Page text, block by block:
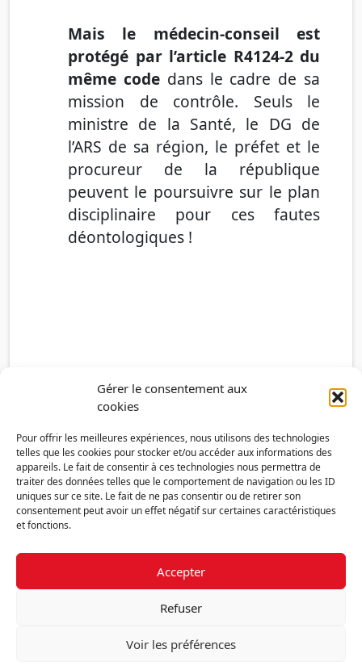
Gérer le consentement aux
cookies
Pour offrir les meilleures expériences, nous utilisons des technologies
telles que les cookies pour stocker et/ou accéder aux informations des
appareils. Le fait de consentir à ces technologies nous permettra de
traiter des données telles que le comportement de navigation ou les ID
uniques sur ce site. Le fait de ne pas consentir ou de retirer son
consentement peut avoir un effet négatif sur certaines caractéristiques
et fonctions.
Accepter
Refuser
Voir les préférences
Mais le médecin-conseil est
protégé par l’article R4124-2 du
même codedans le cadre de sa
mission de contrôle. Seuls le
ministre de la Santé, le DG de
l’ARS de sa région, le préfet et le
procureur de la république
peuvent le poursuivre sur le plan
disciplinaire pour ces fautes
déontologiques !
Politique de confidentialité
RGPD
Nous contacter